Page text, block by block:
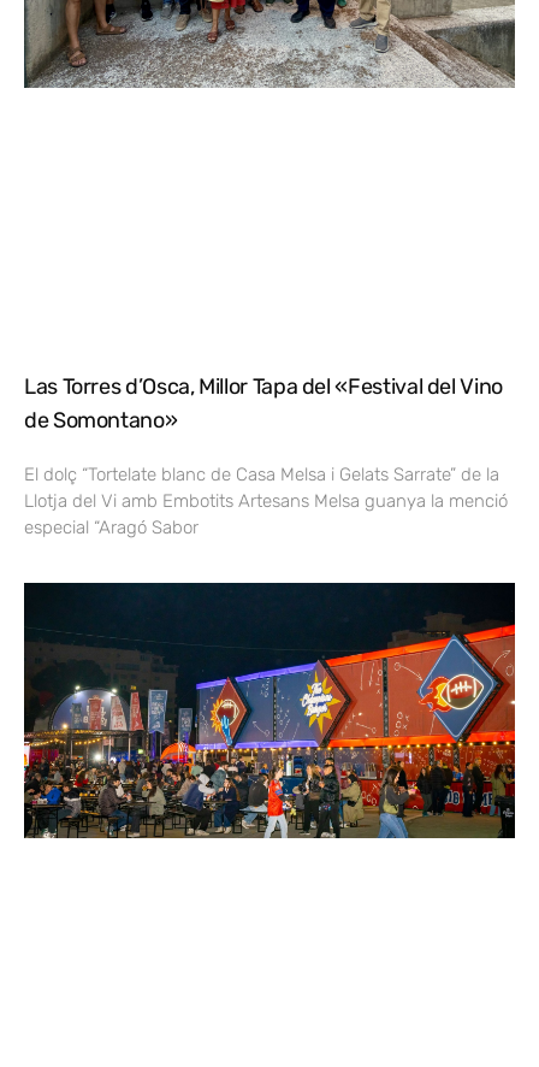
Las Torres d’Osca, Millor Tapa del «Festival del Vino
de Somontano»
El dolç “Tortelate blanc de Casa Melsa i Gelats Sarrate” de la
Llotja del Vi amb Embotits Artesans Melsa guanya la menció
especial “Aragó Sabor